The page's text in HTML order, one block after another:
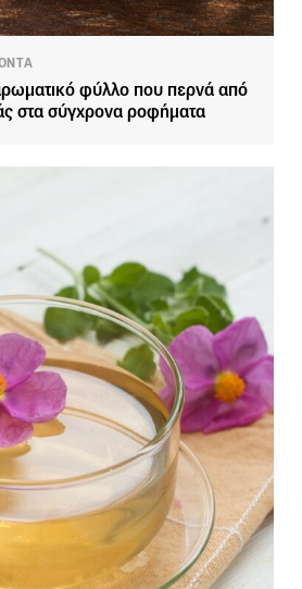
φύλλο που περνά από
στα σύγχρονα ροφήματα